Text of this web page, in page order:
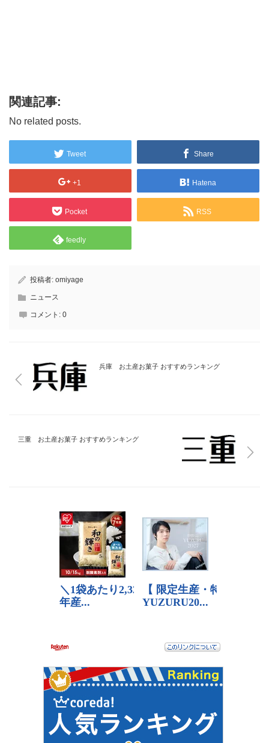
関連記事:
No related posts.
Tweet Share
+1 Hatena
Pocket RSS
feedly
投稿者: omiyage
ニュース
コメント: 0
兵庫 お土産お菓子 おすすめランキング
三重 お土産お菓子 おすすめランキング